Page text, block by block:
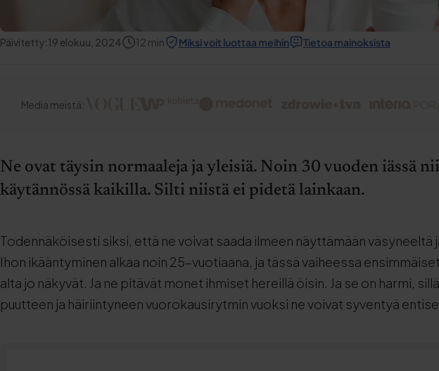
Päivitetty:19 elokuu, 2024 12 min Miksi voit luottaa meihin Tietoa mainoksista
Media meistä:
Ne ovat täysin normaaleja ja yleisiä. Noin 30 vuoden iässä
käytännössä kaikilla. Silti niistä ei pidetä lainkaan.
Todennäköisesti siksi, että ne voivat saada ilmeen näyttämään väsyneeltä
Ihon ikääntyminen alkaa noin 25-vuotiaana, ja tässä vaiheessa
alta jo näkyvät. Ja ne pitävät monet ihmiset hereillä öisin. Ja se on harmi,
puutteen ja häiriintyneen vuorokausirytmin vuoksi ne voivat syventyä